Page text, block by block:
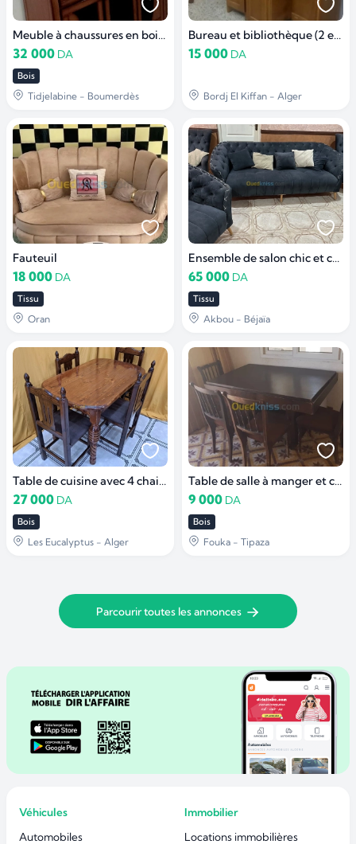
Meuble à chaussures en bois avec grand miroir
32 000 DA
Bois
Tidjelabine - Boumerdès
Bureau et bibliothèque (2 en 1)
15 000 DA
Bordj El Kiffan - Alger
Fauteuil
18 000 DA
Tissu
Oran
Ensemble de salon chic et confortable
65 000 DA
Tissu
Akbou - Béjaïa
Table de cuisine avec 4 chaises
27 000 DA
Bois
Les Eucalyptus - Alger
Table de salle à manger et chaises
9 000 DA
Bois
Fouka - Tipaza
Parcourir toutes les annonces
Véhicules
Automobiles
Immobilier
Locations immobilières